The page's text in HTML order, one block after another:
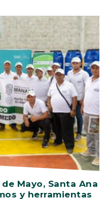
Mayo, Santa Ana
y herramientas